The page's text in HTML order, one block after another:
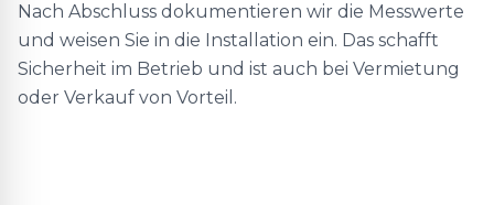
Nach Abschluss dokumentieren wir die Messwerte
und weisen Sie in die Installation ein. Das schafft
Sicherheit im Betrieb und ist auch bei Vermietung
oder Verkauf von Vorteil.